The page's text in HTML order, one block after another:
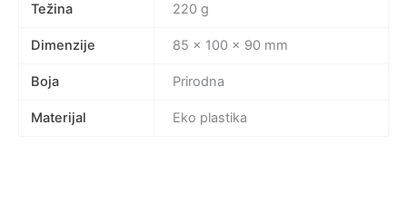
Težina 220 g
Dimenzije 85 × 100 × 90 mm
Boja Prirodna
Materijal Eko plastika